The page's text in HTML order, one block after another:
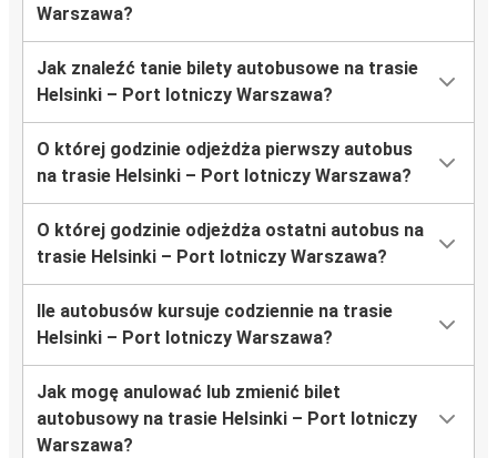
Warszawa?
Jak znaleźć tanie bilety autobusowe na trasie
Helsinki – Port lotniczy Warszawa?
O której godzinie odjeżdża pierwszy autobus
na trasie Helsinki – Port lotniczy Warszawa?
O której godzinie odjeżdża ostatni autobus na
trasie Helsinki – Port lotniczy Warszawa?
Ile autobusów kursuje codziennie na trasie
Helsinki – Port lotniczy Warszawa?
Jak mogę anulować lub zmienić bilet
autobusowy na trasie Helsinki – Port lotniczy
Warszawa?